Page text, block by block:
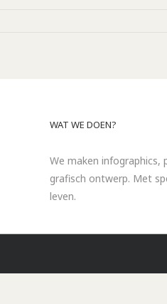
WAT WE DOEN?
We maken infographics,
grafisch ontwerp. Met
leven.